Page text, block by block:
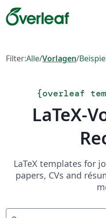
Filter:Alle/Vorlagen/
{overleaf
LaTeX-
LaTeX templates for
papers, CVs and